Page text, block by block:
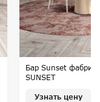
Бар Sunset
SUNSET
Узнать цену